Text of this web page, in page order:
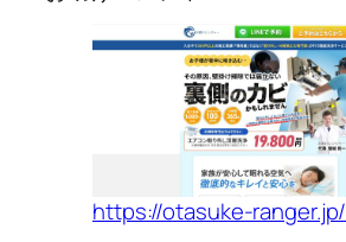
https://otasuke-ranger.jp/